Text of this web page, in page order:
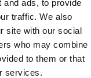
and ads, to provide
traffic. We also
site with our social
who may combine
to them or that
services.